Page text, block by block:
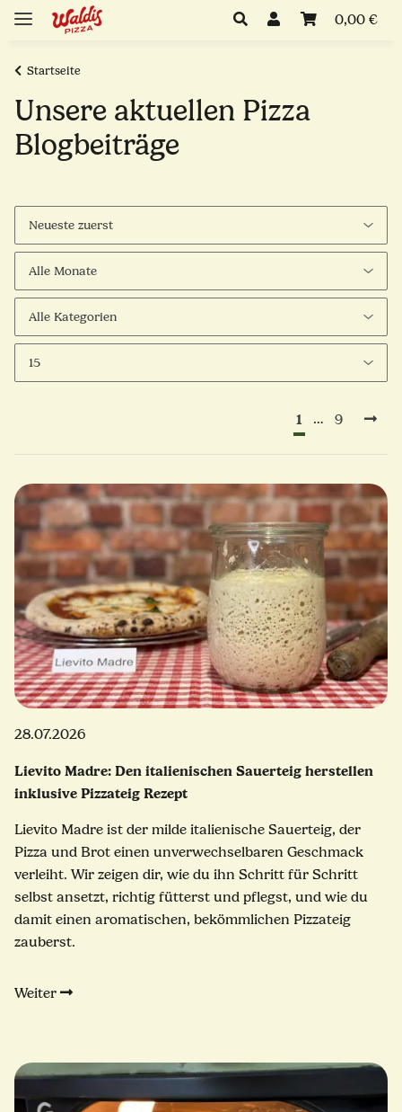
0,00 €
Startseite
Unsere aktuellen Pizza
Blogbeiträge
1 … 9
28.07.2026
Lievito Madre: Den italienischen Sauerteig herstellen
inklusive Pizzateig Rezept
Lievito Madre ist der milde italienische Sauerteig, der
Pizza und Brot einen unverwechselbaren Geschmack
verleiht. Wir zeigen dir, wie du ihn Schritt für Schritt
selbst ansetzt, richtig fütterst und pflegst, und wie du
damit einen aromatischen, bekömmlichen Pizzateig
zauberst.
Weiter